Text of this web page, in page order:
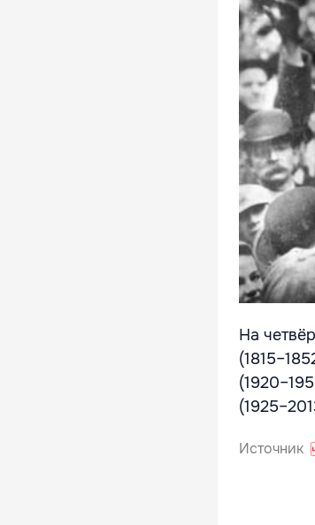
На
Источник